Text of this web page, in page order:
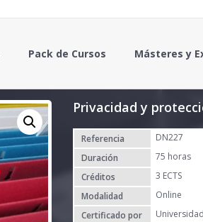
Pack de Cursos Másteres y
Privacidad y
Referencia
DN227
Duración
75 horas
Créditos
3 ECTS
Modalidad
Online
Certificado por